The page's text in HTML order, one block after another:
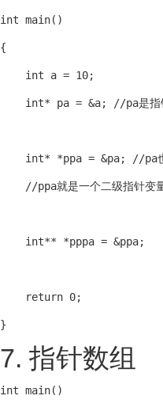
int main()
{
    int a = 10;
int* pa = &a; //pa是指
int* *ppa = &pa; //pa
//ppa就是一个二级指针变
    int** *pppa = &ppa;
    return 0;
}
7. 指针数组
int main()